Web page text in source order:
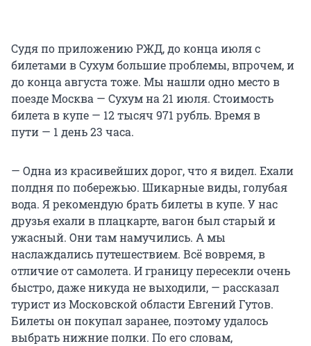
Судя по приложению РЖД, до конца июля с
билетами в Сухум большие проблемы, впрочем, и
до конца августа тоже. Мы нашли одно место в
поезде Москва — Сухум на 21 июля. Стоимость
билета в купе — 12 тысяч 971 рубль. Время в
пути — 1 день 23 часа.
— Одна из красивейших дорог, что я видел. Ехали
полдня по побережью. Шикарные виды, голубая
вода. Я рекомендую брать билеты в купе. У нас
друзья ехали в плацкарте, вагон был старый и
ужасный. Они там намучились. А мы
наслаждались путешествием. Всё вовремя, в
отличие от самолета. И границу пересекли очень
быстро, даже никуда не выходили, — рассказал
турист из Московской области Евгений Гутов.
Билеты он покупал заранее, поэтому удалось
выбрать нижние полки. По его словам,